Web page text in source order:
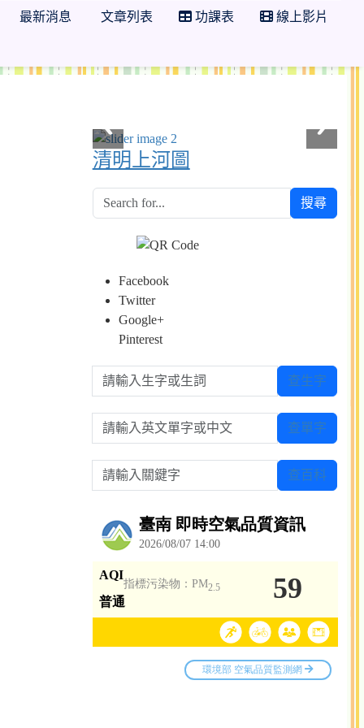
最新消息 文章列表 功課表 線上影片
清明上河圖
搜尋
Facebook
Twitter
Google+
Pinterest
請輸入生字或生詞 查生字
請輸入英文單字或中文 查單字
請輸入關鍵字 查百科